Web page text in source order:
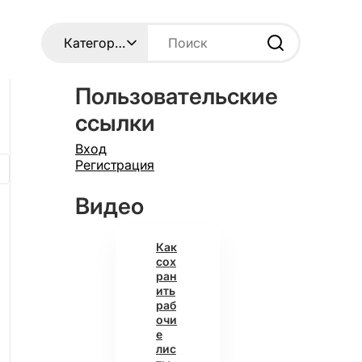
Пользовательские
ссылки
Вход
Регистрация
Видео
Как
сох
ран
ить
раб
очи
е
лис